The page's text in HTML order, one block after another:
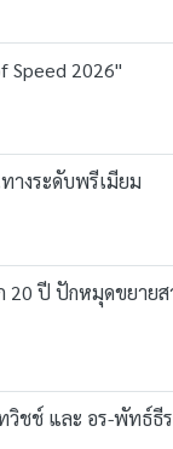
Speed 2026"
างระดับพรีเมียม
ปี ปักหมุดขยายส
วิชช์ และ อร-พัทธ์